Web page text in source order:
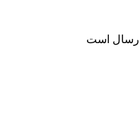
ارسال است